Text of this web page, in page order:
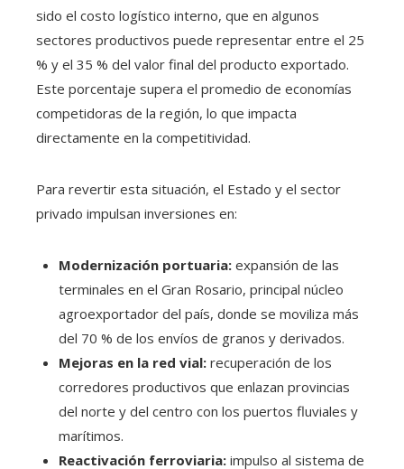
sido el costo logístico interno, que en algunos
sectores productivos puede representar entre el 25
% y el 35 % del valor final del producto exportado.
Este porcentaje supera el promedio de economías
competidoras de la región, lo que impacta
directamente en la competitividad.
Para revertir esta situación, el Estado y el sector
privado impulsan inversiones en:
Modernización portuaria: expansión de las
terminales en el Gran Rosario, principal núcleo
agroexportador del país, donde se moviliza más
del 70 % de los envíos de granos y derivados.
Mejoras en la red vial: recuperación de los
corredores productivos que enlazan provincias
del norte y del centro con los puertos fluviales y
marítimos.
Reactivación ferroviaria: impulso al sistema de